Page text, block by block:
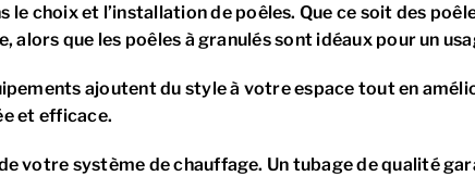
le choix et l’installation de poêles. Que ce soit des
que les poêles à granulés sont idéaux pour un
ajoutent du style à votre espace tout en
et efficace.
votre système de chauffage. Un tubage de qualité